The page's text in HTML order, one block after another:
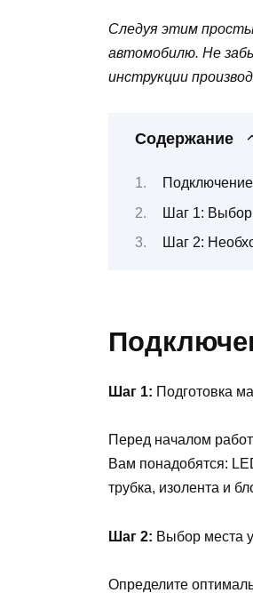
Следуя этим
автомобилю. Не
инструкции
Содержание
Шаг 1:
Шаг 2:
Шаг 1: Подготовка
Перед началом
Вам понадобятся:
трубка, изолента и
Шаг 2: Выбор места
Определите